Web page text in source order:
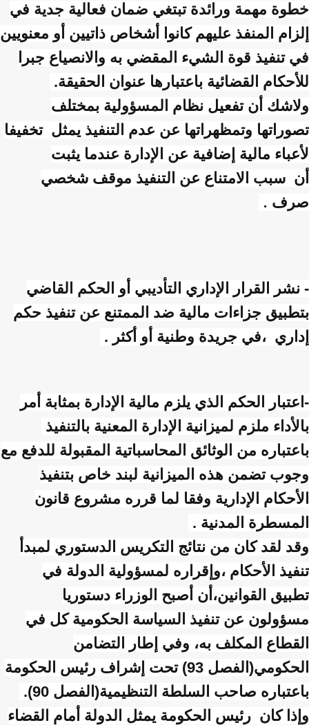
خطوة مهمة ورائدة تبتغي ضمان فعالية جدية في
إلزام المنفذ عليهم كانوا أشخاص ذاتيين أو معنويين
في تنفيذ قوة الشيء المقضي به والانصياع جبرا
للأحكام القضائية باعتبارها عنوان الحقيقة.
ولاشك أن تفعيل نظام المسؤولية بمختلف
تصوراتها وتمظهراتها عن عدم التنفيذ يمثل تخفيفا
لأعباء مالية إضافية عن الإدارة عندما يثبت
أن سبب الامتناع عن التنفيذ موقف شخصي
صرف .
- نشر القرار الإداري التأديبي أو الحكم القاضي
بتطبيق جزاءات مالية ضد الممتنع عن تنفيذ حكم
إداري ،في جريدة وطنية أو أكثر .
-اعتبار الحكم الذي يلزم مالية الإدارة بمثابة أمر
بالأداء ملزم لميزانية الإدارة المعنية بالتنفيذ
باعتباره من الوثائق المحاسباتية المقبولة للدفع مع
وجوب تضمن هذه الميزانية لبند خاص بتنفيذ
الأحكام الإدارية وفقا لما قرره مشروع قانون
المسطرة المدنية .
وقد لقد كان من نتائج التكريس الدستوري لمبدأ
تنفيذ الأحكام ،وإقراره لمسؤولية الدولة في
تطبيق القوانين،أن أصبح الوزراء دستوريا
مسؤولون عن تنفيذ السياسة الحكومية كل في
القطاع المكلف به، وفي إطار التضامن
الحكومي(الفصل 93) تحت إشراف رئيس الحكومة
باعتباره صاحب السلطة التنظيمية(الفصل 90).
وإذا كان رئيس الحكومة يمثل الدولة أمام القضاء